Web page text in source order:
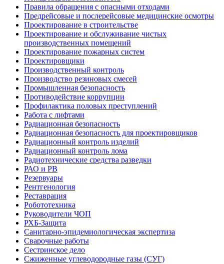
Правила обращения с опасными отходами
Предрейсовые и послерейсовые медицинские осмотры
Проектирование в строительстве
Проектирование и обслуживание чистых
производственных помещений
Проектирование пожарных систем
Проектировщики
Производственный контроль
Производство резиновых смесей
Промышленная безопасность
Противодействие коррупции
Профилактика половых преступлений
Работа с лифтами
Радиационная безопасность
Радиационная безопасность для проектировщиков
Радиационный контроль изделий
Радиационный контроль лома
Радиотехнические средства разведки
РАО и РВ
Резервуары
Рентгенология
Реставрация
Робототехника
Руководители ЧОП
РХБ-Защита
Санитарно-эпидемиологическая экспертиза
Сварочные работы
Сестринское дело
Сжиженные углеводородные газы (СУГ)